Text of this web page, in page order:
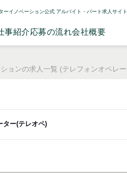
ーイノベーション公式 アルバイト・パート求人サイ
事紹介応募の流れ会社概要
ョンの求人一覧 (テレフォンオペレ
ター(テレオペ)